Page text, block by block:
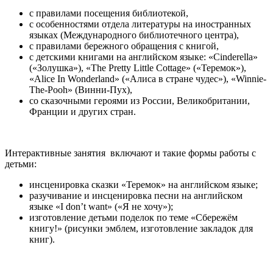
с правилами посещения библиотекой,
с особенностями отдела литературы на иностранных
языках (Международного библиотечного центра),
с правилами бережного обращения с книгой,
с детскими книгами на английском языке: «Cinderella»
(«Золушка»), «The Pretty Little Cottage» («Теремок»),
«Alice In Wonderland» («Алиса в стране чудес»), «Winnie-
The-Pooh» (Винни-Пух),
со сказочными героями из России, Великобритании,
Франции и других стран.
Интерактивные занятия включают и такие формы работы с
детьми:
инсценировка сказки «Теремок» на английском языке;
разучивание и инсценировка песни на английском
языке «I don’t want» («Я не хочу»);
изготовление детьми поделок по теме «Сбережём
книгу!» (рисунки эмблем, изготовление закладок для
книг).